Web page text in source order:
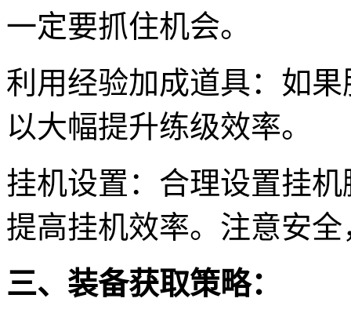
一定要抓住机会。
利用经验加成道具：如
以大幅提升练级效率。
挂机设置：合理设置挂
提高挂机效率。注意安
三、装备获取策略：